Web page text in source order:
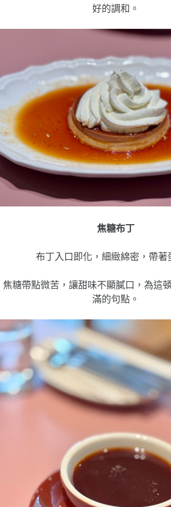
好的調和。
焦糖布丁
布丁入口即化，細緻綿密，帶著
焦糖帶點微苦，讓甜味不顯膩口，為這
滿的句點。